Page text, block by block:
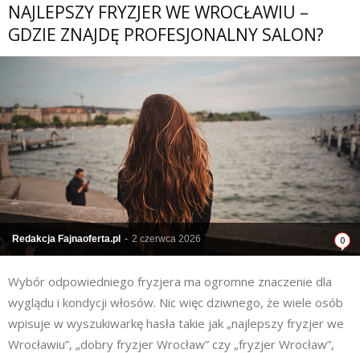
NAJLEPSZY FRYZJER WE WROCŁAWIU –
GDZIE ZNAJDĘ PROFESJONALNY SALON?
Redakcja Fajnaoferta.pl - 2 czerwca 2026 0
Wybór odpowiedniego fryzjera ma ogromne znaczenie dla
wyglądu i kondycji włosów. Nic więc dziwnego, że wiele osób
wpisuje w wyszukiwarkę hasła takie jak „najlepszy fryzjer we
Wrocławiu”, „dobry fryzjer Wrocław” czy „fryzjer Wrocław”,